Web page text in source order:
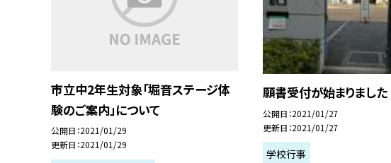
市立中2年生対象「堀音ステージ体
験のご案内」について
公開日 2021/01/29
更新日 2021/01/29
願書受付が始まりました
公開日 2021/01/27
更新日 2021/01/27
学校行事